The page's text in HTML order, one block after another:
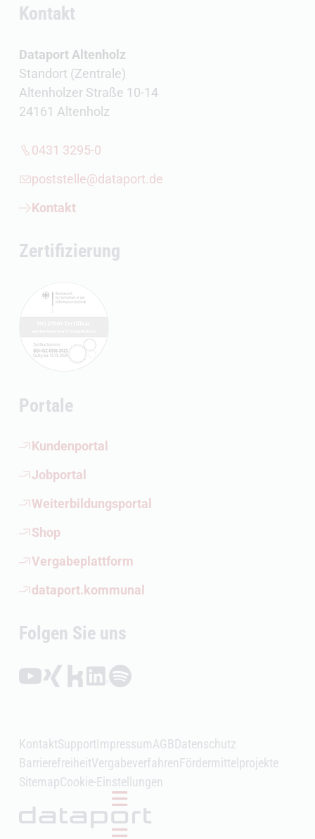
Kontakt
Dataport Altenholz
Standort (Zentrale)
Altenholzer Straße 10-14
24161 Altenholz
0431 3295-0
poststelle@dataport.de
Kontakt
Zertifizierung
Portale
Kundenportal
(Öffnet externen Link)
Jobportal
(Öffnet externen Link)
Weiterbildungsportal
(Öffnet externen Link)
Shop
(Öffnet externen Link)
Vergabeplattform
(Öffnet externen Link)
dataport.kommunal
(Öffnet externen Link)
Folgen Sie uns
Folgen auf YouTube (Öffnet externen Link)
Folgen auf Xing (Öffnet externen Link)
Folgen auf Kununu (Öffnet externen Link)
Folgen auf LinkedIn (Öffnet externen Link)
Folgen auf Spotify (Öffnet externen Link)
KontaktSupportImpressumAGBDatenschutz
BarrierefreiheitVergabeverfahrenFördermittelprojekte
SitemapCookie-Einstellungen